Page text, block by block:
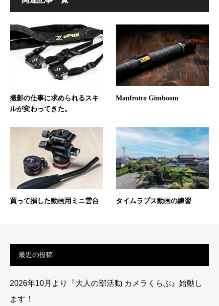
撮影の仕事に求められるスキ
ルが変わってきた。
Manfrotto Gimboom
買って損した動画用ミニ雲台 タイムラプス動画の練習
最近の投稿
2026年10月より『大人の部活動 カメラくらぶ』始動し
ます！